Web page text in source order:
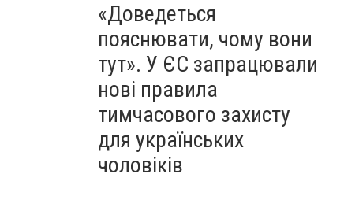
«Доведеться
пояснювати, чому вони
тут». У ЄС запрацювали
нові правила
тимчасового захисту
для українських
чоловіків